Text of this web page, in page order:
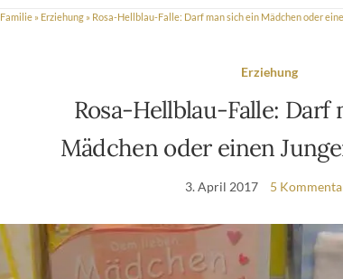
Familie » Erziehung » Rosa-Hellblau-Falle: Darf man sich ein Mädchen oder
Erziehung
Rosa-Hellblau-Falle: Darf
Mädchen oder einen
3. April 2017 5